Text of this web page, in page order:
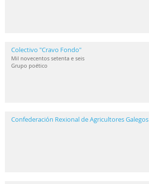
Colectivo "Cravo Fondo"
Mil novecentos setenta e seis
Grupo poético
Confederación Rexional de Agricultores Galegos